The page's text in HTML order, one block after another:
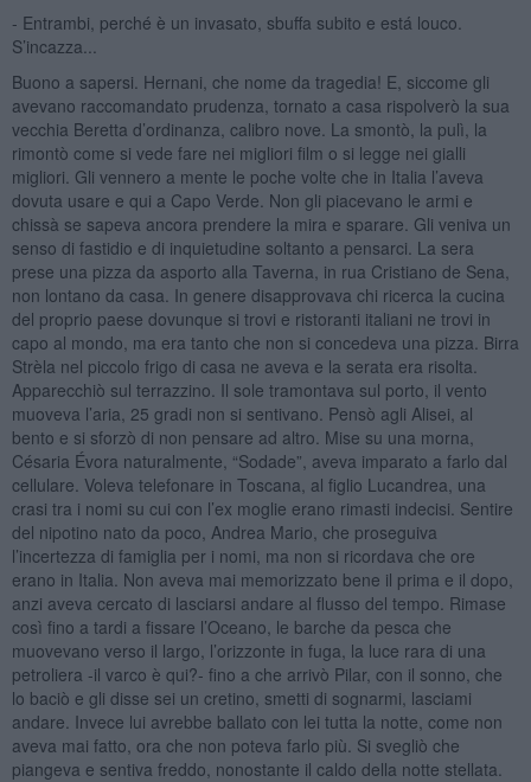
- Entrambi, perché è un invasato, sbuffa subito e está louco.
S’incazza...
Buono a sapersi. Hernani, che nome da tragedia! E, siccome gli
avevano raccomandato prudenza, tornato a casa rispolverò la sua
vecchia Beretta d’ordinanza, calibro nove. La smontò, la pulì, la
rimontò come si vede fare nei migliori film o si legge nei gialli
migliori. Gli vennero a mente le poche volte che in Italia l’aveva
dovuta usare e qui a Capo Verde. Non gli piacevano le armi e
chissà se sapeva ancora prendere la mira e sparare. Gli veniva un
senso di fastidio e di inquietudine soltanto a pensarci. La sera
prese una pizza da asporto alla Taverna, in rua Cristiano de Sena,
non lontano da casa. In genere disapprovava chi ricerca la cucina
del proprio paese dovunque si trovi e ristoranti italiani ne trovi in
capo al mondo, ma era tanto che non si concedeva una pizza. Birra
Strèla nel piccolo frigo di casa ne aveva e la serata era risolta.
Apparecchiò sul terrazzino. Il sole tramontava sul porto, il vento
muoveva l’aria, 25 gradi non si sentivano. Pensò agli Alisei, al
bento e si sforzò di non pensare ad altro. Mise su una morna,
Césaria Évora naturalmente, “Sodade”, aveva imparato a farlo dal
cellulare. Voleva telefonare in Toscana, al figlio Lucandrea, una
crasi tra i nomi su cui con l’ex moglie erano rimasti indecisi. Sentire
del nipotino nato da poco, Andrea Mario, che proseguiva
l’incertezza di famiglia per i nomi, ma non si ricordava che ore
erano in Italia. Non aveva mai memorizzato bene il prima e il dopo,
anzi aveva cercato di lasciarsi andare al flusso del tempo. Rimase
così fino a tardi a fissare l’Oceano, le barche da pesca che
muovevano verso il largo, l’orizzonte in fuga, la luce rara di una
petroliera -il varco è qui?- fino a che arrivò Pilar, con il sonno, che
lo baciò e gli disse sei un cretino, smetti di sognarmi, lasciami
andare. Invece lui avrebbe ballato con lei tutta la notte, come non
aveva mai fatto, ora che non poteva farlo più. Si svegliò che
piangeva e sentiva freddo, nonostante il caldo della notte stellata.